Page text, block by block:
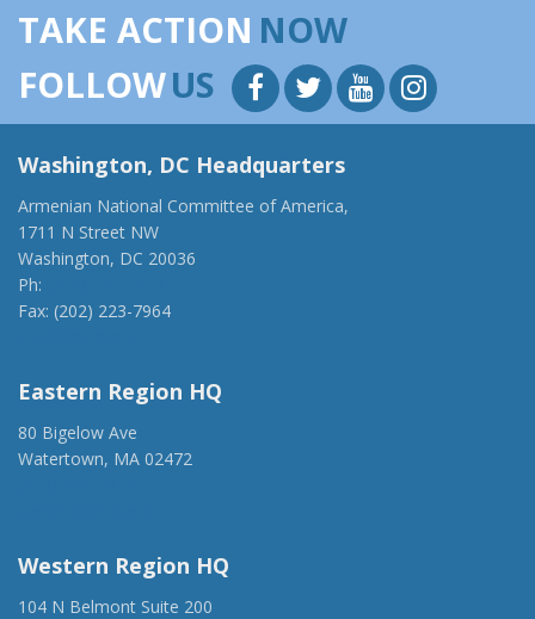
TAKE ACTION NOW
FOLLOWUS
Washington, DC Headquarters
Armenian National Committee of America,
1711 N Street NW
Washington, DC 20036
Ph:
Fax: (202) 223-7964
Eastern Region HQ
80 Bigelow Ave
Watertown, MA 02472
Western Region HQ
104 N Belmont Suite 200